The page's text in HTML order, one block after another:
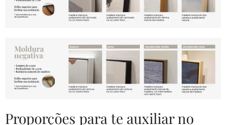
Proporções para te auxiliar no